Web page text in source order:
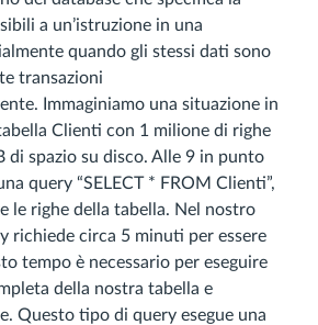
a un’istruzione in una
quando gli stessi dati sono
transazioni
Immaginiamo una situazione in
Clienti con 1 milione di righe
di spazio su disco. Alle 9 in punto
query “SELECT * FROM Clienti”,
le righe della tabella. Nel nostro
richiede circa 5 minuti per essere
tempo è necessario per eseguire
della nostra tabella e
Questo tipo di query esegue una